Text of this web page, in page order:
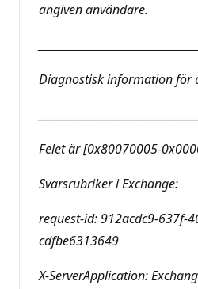
angiven användare.
Diagnostisk information för
Felet är [0x80070005-
Svarsrubriker i Exchange:
request-id: 912acdc9-637f-
cdfbe6313649
X-ServerApplication: